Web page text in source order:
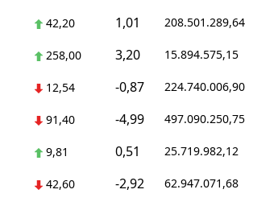
42,20 1,01 208.501.289,64
258,00 3,20 15.894.575,15
12,54 -0,87 224.740.006,90
91,40 -4,99 497.090.250,75
9,81 0,51 25.719.982,12
42,60 -2,92 62.947.071,68